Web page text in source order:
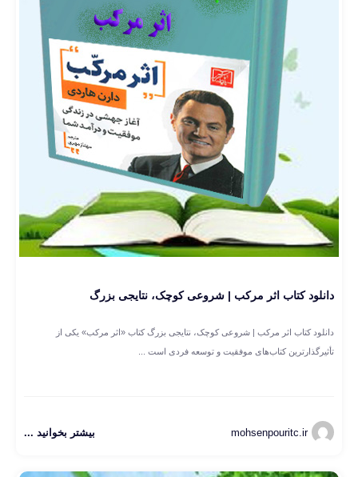
دانلود کتاب اثر مرکب | شروعی کوچک، نتایجی بزرگ
دانلود کتاب اثر مرکب | شروعی کوچک، نتایجی بزرگ کتاب «اثر مرکب» یکی از
تأثیرگذارترین کتاب‌های موفقیت و توسعه فردی است ...
mohsenpouritc.ir بیشتر بخوانید ...